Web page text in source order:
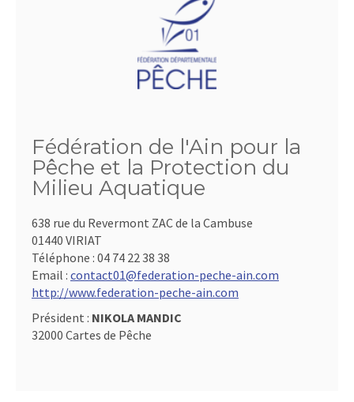
Fédération de l'Ain pour la
Pêche et la Protection du
Milieu Aquatique
638 rue du Revermont ZAC de la Cambuse
01440 VIRIAT
Téléphone : 04 74 22 38 38
Email : contact01@federation-peche-ain.com
http://www.federation-peche-ain.com
Président : NIKOLA MANDIC
32000 Cartes de Pêche